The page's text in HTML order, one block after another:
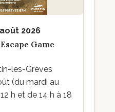
2026
Game
les-Grèves
(du mardi au
h et de 14 h à 18